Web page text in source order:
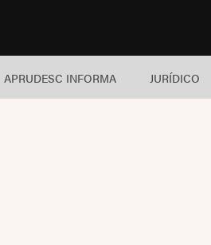
APRUDESC INFORMA JURÍDICO